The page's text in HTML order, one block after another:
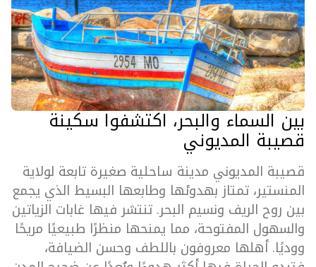
بين السماء والبحر، اكتشفوا سكينة
قصيبة المديوني
قصيبة المديوني مدينة ساحلية صغيرة تابعة لولاية
المنستير، تمتاز بهدوئها وطابعها البسيط الذي يجمع
بين روح الريف ونسيم البحر. تنتشر فيها غابات الزياتين
والسهول المفتوحة، مما يمنحها منظرًا طبيعيًا مريحًا
ووديًا. أهلها معروفون باللطف وحسن الضيافة،